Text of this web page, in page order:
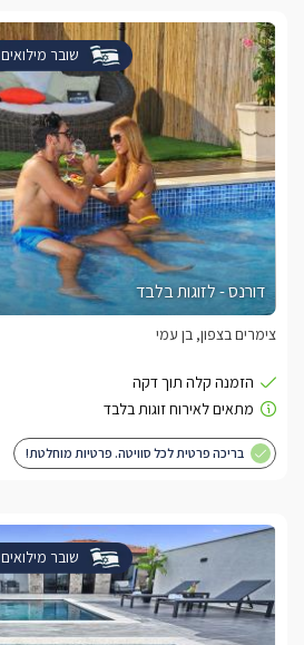
שובר מילואים
דורנס - לזוגות בלבד
צימרים בצפון, בן עמי
בריכה פרטית לכל סוויטה. פרטיות מוחלטת!
שובר מילואים